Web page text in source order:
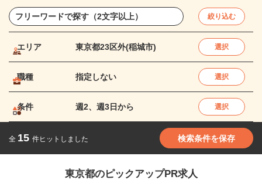
絞り込む
エリア 東京都23区外(稲城市) 選択
職種 指定しない 選択
条件 週2、週3日から 選択
全 15 件ヒットしました 検索条件を保存
東京都のピックアップPR求人